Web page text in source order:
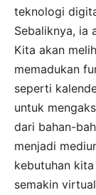
teknologi
Sebaliknya, ia
Kita akan
memadukan
seperti
untuk
dari bahan-
menjadi
kebutuhan
semakin